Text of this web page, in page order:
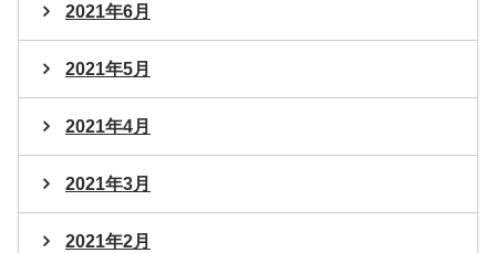
2021年6月
2021年5月
2021年4月
2021年3月
2021年2月